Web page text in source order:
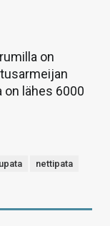
on
on lähes 6000
nettipata